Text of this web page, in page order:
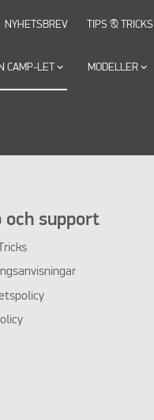
CAMP-LETkeyboard_arrow_down MODELLER keyboard_arrow_down
NYHETSBREV TIPS & TRICKS
och support